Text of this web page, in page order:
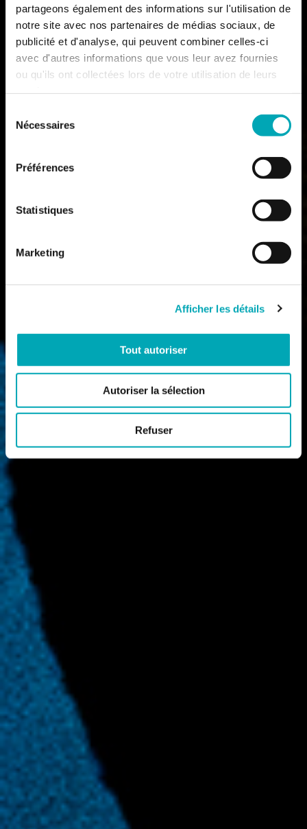
partageons également des informations sur l'utilisation de
notre site avec nos partenaires de médias sociaux, de
publicité et d'analyse, qui peuvent combiner celles-ci
avec d'autres informations que vous leur avez fournies
ou qu'ils ont collectées lors de votre utilisation de leurs
Nécessaires
Préférences
Statistiques
Marketing
Afficher les détails
Tout autoriser
Autoriser la sélection
Refuser